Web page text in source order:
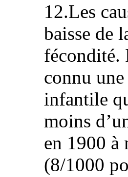
12.Les
baisse de
fécondité.
connu
infantile
moins
en 1900 à
(8/1000